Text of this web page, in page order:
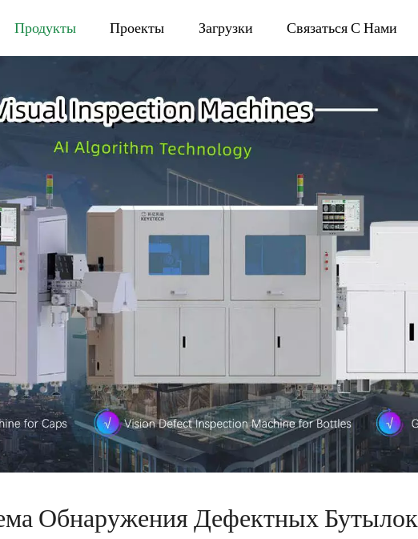
Продукты Проекты Загрузки Связаться С Нами
Обнаружения Дефектных Бутылок